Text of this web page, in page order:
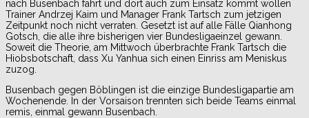
nach Busenbach fährt und dort auch zum Einsatz kommt wollen
Trainer Andrzej Kaim und Manager Frank Tartsch zum jetzigen
Zeitpunkt noch nicht verraten. Gesetzt ist auf alle Fälle Qianhong
Gotsch, die alle ihre bisherigen vier Bundesligaeinzel gewann.
Soweit die Theorie, am Mittwoch überbrachte Frank Tartsch die
Hiobsbotschaft, dass Xu Yanhua sich einen Einriss am Meniskus
zuzog.
Busenbach gegen Böblingen ist die einzige Bundesligapartie am
Wochenende. In der Vorsaison trennten sich beide Teams einmal
remis, einmal gewann Busenbach.